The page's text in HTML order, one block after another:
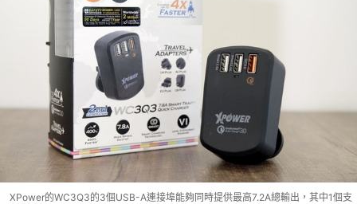
XPower的WC3Q3的3個USB-A連接埠能夠同時提供最高7.2A總輸出，其中1個支